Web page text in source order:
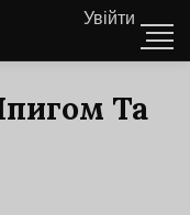
Увійти
Та